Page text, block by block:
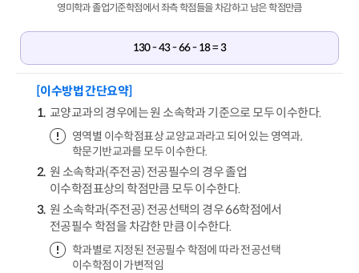
영미학과 졸업기준학점에서 좌측 학점들을 차감하고 남은 학점만큼
130 - 43 - 66 - 18 = 3
[이수방법 간단요약]
교양교과의 경우에는 원 소속학과 기준으로 모두 이수한다.
영역별 이수학점표상 교양교과라고 되어 있는 영역과,
학문기반교과를 모두 이수한다.
원 소속학과(주전공) 전공필수의 경우 졸업
이수학점표상의 학점만큼 모두 이수한다.
원 소속학과(주전공) 전공선택의 경우 66학점에서
전공필수 학점을 차감한 만큼 이수한다.
학과별로 지정된 전공필수 학점에 따라 전공선택
이수학점이 가변적임